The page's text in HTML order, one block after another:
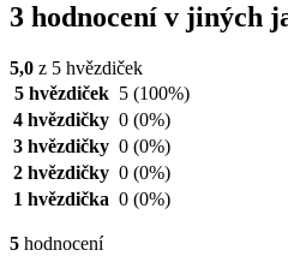
3 hodnocení v jiných
5,0 z 5 hvězdiček
5 hvězdiček 5 (100%)
4 hvězdičky 0 (0%)
3 hvězdičky 0 (0%)
2 hvězdičky 0 (0%)
1 hvězdička 0 (0%)
5 hodnocení